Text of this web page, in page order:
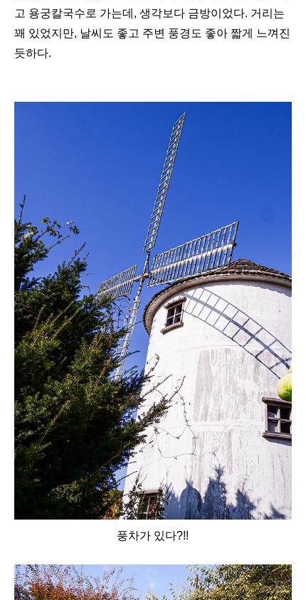
고 용궁칼국수로 가는데, 생각보다 금방이었다. 거리는
꽤 있었지만, 날씨도 좋고 주변 풍경도 좋아 짧게 느껴진
듯하다.
풍차가 있다?!!